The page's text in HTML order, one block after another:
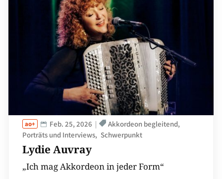
Lydie Auvray
Feb. 25, 2026
Akkordeon begleitend
Porträts und Interviews
Schwerpunkt
„Ich mag Akkordeon in jeder Form“